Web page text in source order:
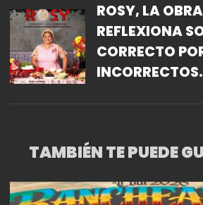
ROSY, LA
REFLEXIONA
CORRECTO
INCORRECTOS.
TAMBIÉN TE PUEDE